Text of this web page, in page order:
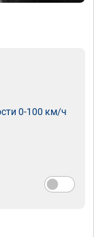
0-100 км/ч